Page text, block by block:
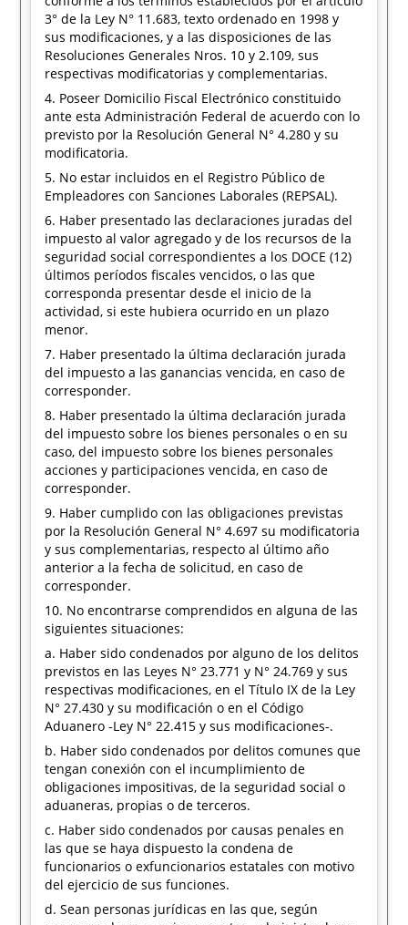
3° de la Ley N° 11.683, texto ordenado en 1998 y
sus modificaciones, y a las disposiciones de las
Resoluciones Generales Nros. 10 y 2.109, sus
respectivas modificatorias y complementarias.
4. Poseer Domicilio Fiscal Electrónico constituido
ante esta Administración Federal de acuerdo con lo
previsto por la Resolución General N° 4.280 y su
modificatoria.
5. No estar incluidos en el Registro Público de
Empleadores con Sanciones Laborales (REPSAL).
6. Haber presentado las declaraciones juradas del
impuesto al valor agregado y de los recursos de la
seguridad social correspondientes a los DOCE (12)
últimos períodos fiscales vencidos, o las que
corresponda presentar desde el inicio de la
actividad, si este hubiera ocurrido en un plazo
menor.
7. Haber presentado la última declaración jurada
del impuesto a las ganancias vencida, en caso de
corresponder.
8. Haber presentado la última declaración jurada
del impuesto sobre los bienes personales o en su
caso, del impuesto sobre los bienes personales
acciones y participaciones vencida, en caso de
corresponder.
9. Haber cumplido con las obligaciones previstas
por la Resolución General N° 4.697 su modificatoria
y sus complementarias, respecto al último año
anterior a la fecha de solicitud, en caso de
corresponder.
10. No encontrarse comprendidos en alguna de las
siguientes situaciones:
a. Haber sido condenados por alguno de los delitos
previstos en las Leyes N° 23.771 y N° 24.769 y sus
respectivas modificaciones, en el Título IX de la Ley
N° 27.430 y su modificación o en el Código
Aduanero -Ley N° 22.415 y sus modificaciones-.
b. Haber sido condenados por delitos comunes que
tengan conexión con el incumplimiento de
obligaciones impositivas, de la seguridad social o
aduaneras, propias o de terceros.
c. Haber sido condenados por causas penales en
las que se haya dispuesto la condena de
funcionarios o exfuncionarios estatales con motivo
del ejercicio de sus funciones.
d. Sean personas jurídicas en las que, según